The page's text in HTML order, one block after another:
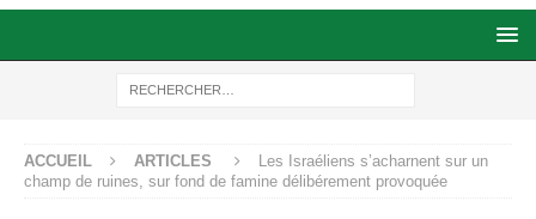
ACCUEIL ARTICLES
Les Israéliens s’acharnent sur un
champ de ruines, sur fond de famine délibérement provoquée